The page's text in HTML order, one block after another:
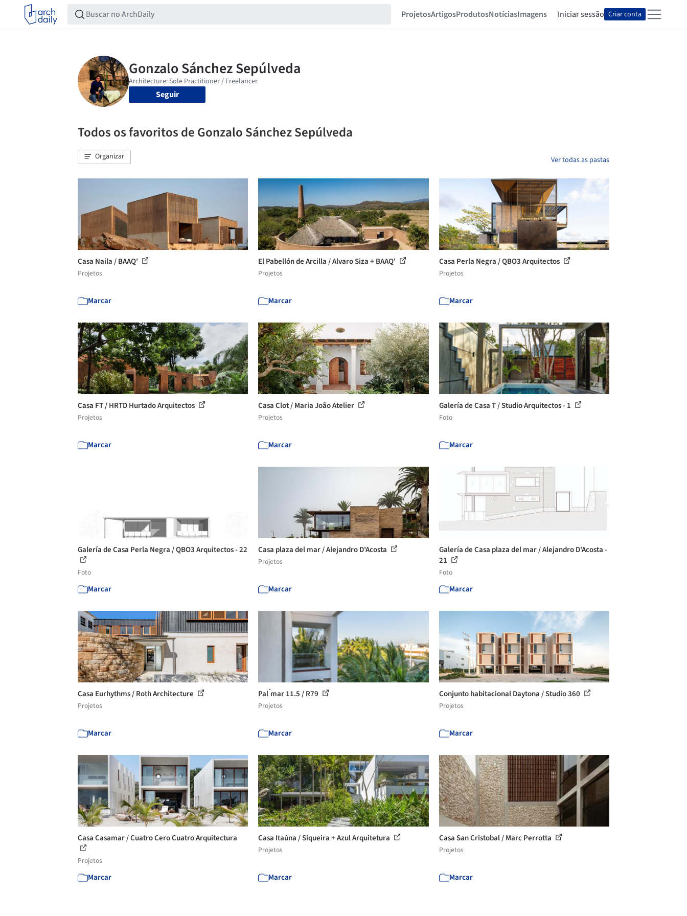
ProjetosArtigosProdutosNotíciasImagens Iniciar sessão Criar conta
Seguir
Todos os favoritos de Gonzalo Sánchez Sepúlveda
Organizar Ver todas as pastas
Casa Naila / BAAQ'
Projetos
Marcar
El Pabellón de Arcilla / Alvaro Siza + BAAQ'
Projetos
Marcar
Casa Perla Negra / QBO3 Arquitectos
Projetos
Marcar
Casa FT / HRTD Hurtado Arquitectos
Projetos
Marcar
Casa Clot / Maria João Atelier
Projetos
Marcar
Galería de Casa T / Studio Arquitectos - 1
Foto
Marcar
Galería de Casa Perla Negra / QBO3 Arquitectos - 22
Foto
Marcar
Casa plaza del mar / Alejandro D'Acosta
Projetos
Marcar
Galería de Casa plaza del mar / Alejandro D'Acosta -
21
Foto
Marcar
Casa Eurhythms / Roth Architecture
Projetos
Marcar
Pal ́mar 11.5 / R79
Projetos
Marcar
Conjunto habitacional Daytona / Studio 360
Projetos
Marcar
Casa Casamar / Cuatro Cero Cuatro Arquitectura
Projetos
Marcar
Casa Itaúna / Siqueira + Azul Arquitetura
Projetos
Marcar
Casa San Cristobal / Marc Perrotta
Projetos
Marcar